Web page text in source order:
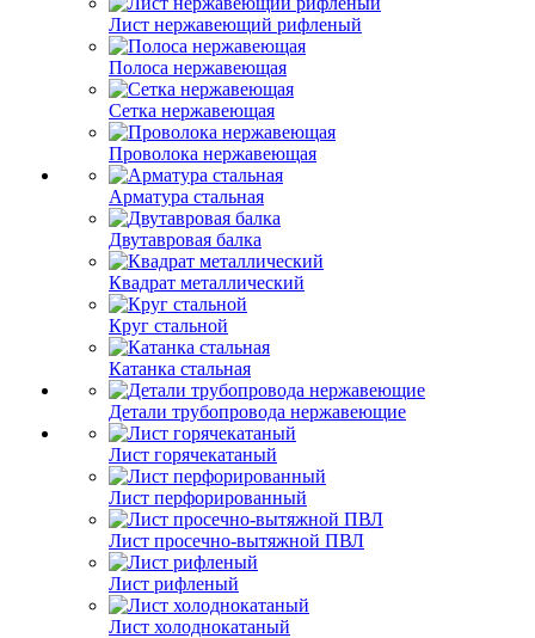
Лист нержавеющий рифленый
Полоса нержавеющая
Сетка нержавеющая
Проволока нержавеющая
Арматура стальная
Двутавровая балка
Квадрат металлический
Круг стальной
Катанка стальная
Детали трубопровода нержавеющие
Лист горячекатаный
Лист перфорированный
Лист просечно-вытяжной ПВЛ
Лист рифленый
Лист холоднокатаный